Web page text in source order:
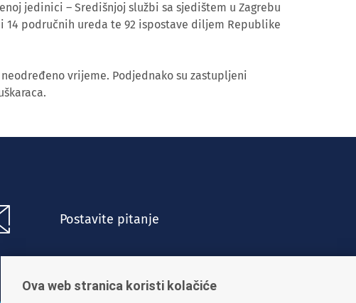
jedinici – Središnjoj službi sa sjedištem u Zagrebu
područnih ureda te 92 ispostave diljem Republike
vrijeme. Podjednako su zastupljeni
Postavite pitanje
Ova web stranica koristi kolačiće